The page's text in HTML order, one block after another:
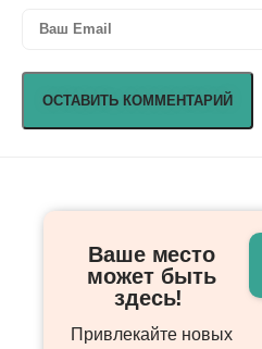
Ваше место
может быть
здесь! ​
Привлекайте новых